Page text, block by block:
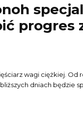
progres
wagi ciężkiej. Od
dniach będzie